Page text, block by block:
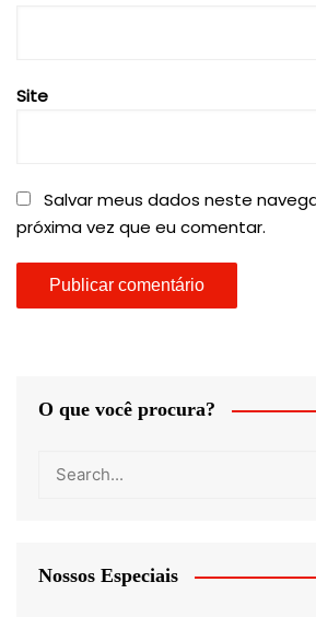
Site
Salvar meus dados neste
próxima vez que eu comentar.
O que você procura?
Nossos Especiais